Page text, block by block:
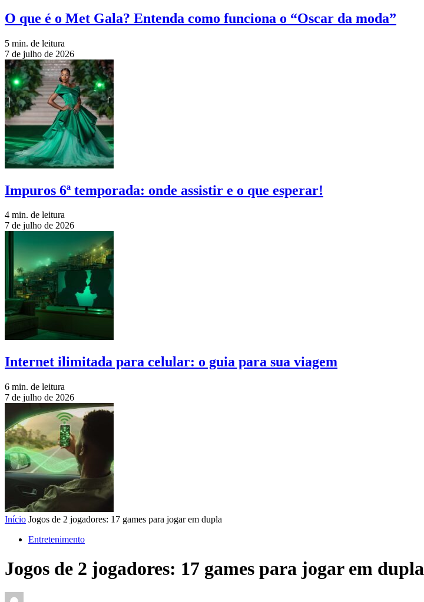
O que é o Met Gala? Entenda como funciona o “Oscar da moda”
5 min. de leitura
7 de julho de 2026
Impuros 6ª temporada: onde assistir e o que esperar!
4 min. de leitura
7 de julho de 2026
Internet ilimitada para celular: o guia para sua viagem
6 min. de leitura
7 de julho de 2026
Início Jogos de 2 jogadores: 17 games para jogar em dupla
Entretenimento
Jogos de 2 jogadores: 17 games para jogar em dupla